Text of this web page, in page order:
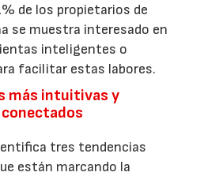
de los propietarios de
se muestra interesado en
inteligentes o
facilitar estas labores.
más intuitivas y
tres tendencias
están marcando la